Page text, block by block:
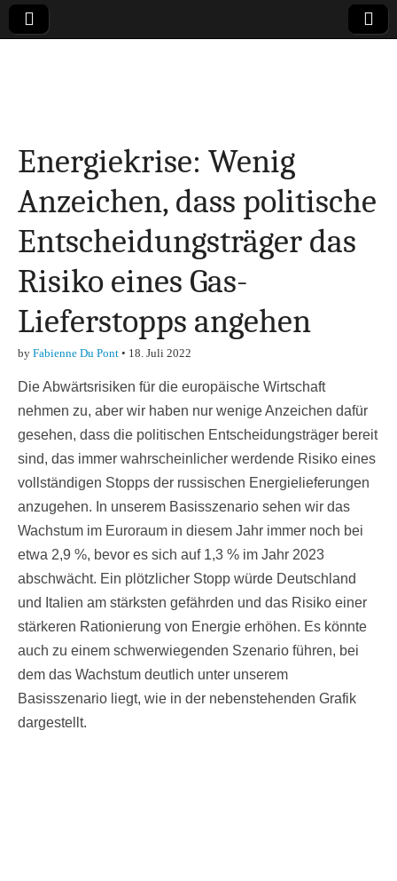
Finanzen,
Marketing-, Vertrieb-
& Investment-Tipps
Energiekrise: Wenig
Anzeichen, dass politische
Entscheidungsträger das
Risiko eines Gas-
Lieferstopps angehen
by Fabienne Du Pont • 18. Juli 2022
Die Abwärtsrisiken für die europäische Wirtschaft
nehmen zu, aber wir haben nur wenige Anzeichen dafür
gesehen, dass die politischen Entscheidungsträger bereit
sind, das immer wahrscheinlicher werdende Risiko eines
vollständigen Stopps der russischen Energielieferungen
anzugehen. In unserem Basisszenario sehen wir das
Wachstum im Euroraum in diesem Jahr immer noch bei
etwa 2,9 %, bevor es sich auf 1,3 % im Jahr 2023
abschwächt. Ein plötzlicher Stopp würde Deutschland
und Italien am stärksten gefährden und das Risiko einer
stärkeren Rationierung von Energie erhöhen. Es könnte
auch zu einem schwerwiegenden Szenario führen, bei
dem das Wachstum deutlich unter unserem
Basisszenario liegt, wie in der nebenstehenden Grafik
dargestellt.